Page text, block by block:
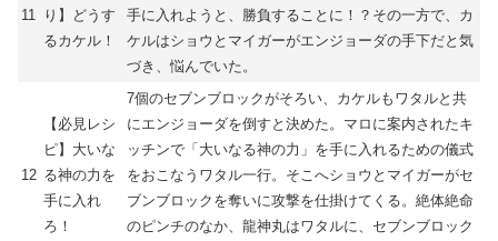
11
り】どうす
るカケル！
手に入れようと、勝負することに！？その一方で、カ
ケルはショウとマイガーがエンジョーダの手下だと気
づき、悩んでいた。
12
【必見レシ
ピ】大いな
る神の力を
手に入れ
ろ！
7個のセブンブロックがそろい、カケルもワタルと共
にエンジョーダを倒すと決めた。マロに案内されたキ
ッチンで「大いなる神の力」を手に入れるための儀式
をおこなうワタル一行。そこへショウとマイガーがセ
ブンブロックを奪いに攻撃を仕掛けてくる。絶体絶命
のピンチのなか、龍神丸はワタルに、セブンブロック